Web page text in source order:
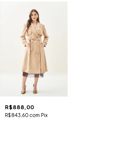
R$888,00
R$843,60 com Pix